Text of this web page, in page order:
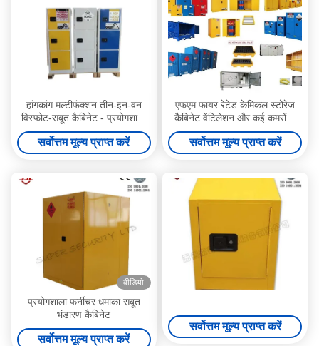
हांगकांग मल्टीफंक्शन तीन-इन-वन
विस्फोट-सबूत कैबिनेट - प्रयोगशाला
एसिड
सर्वोत्तम मूल्य प्राप्त करें
एफएम फायर रेटेड केमिकल स्टोरेज
कैबिनेट वेंटिलेशन और कई कमरों के
लिए अग्निरोधी पेंट के साथ
सर्वोत्तम मूल्य प्राप्त करें
वीडियो
प्रयोगशाला फर्नीचर धमाका सबूत
भंडारण कैबिनेट
सर्वोत्तम मूल्य प्राप्त करें
सर्वोत्तम मूल्य प्राप्त करें